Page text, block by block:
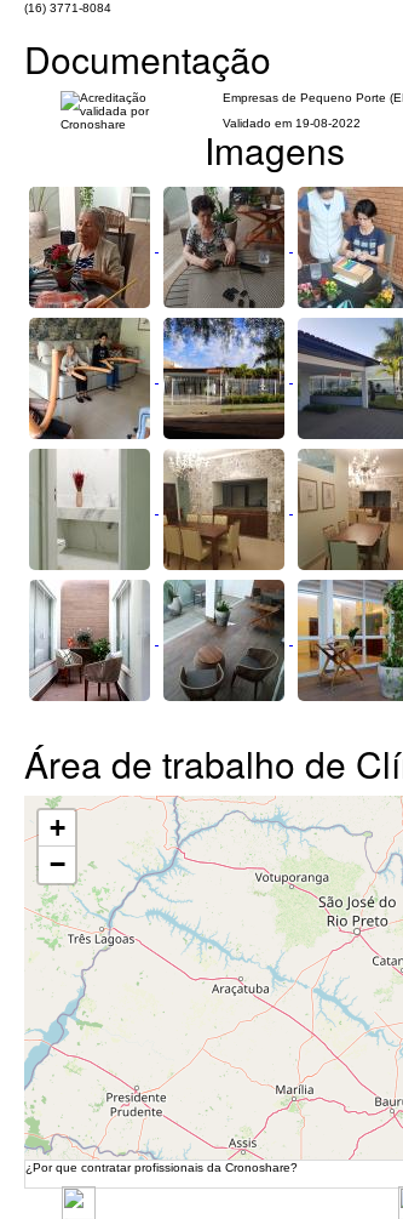
(16) 3771-8084
Documentação
Empresas de Pequeno Porte
Validado em 19-08-2022
Imagens
Área de trabalho de
+
−
¿Por que contratar profissionais da Cronoshare?